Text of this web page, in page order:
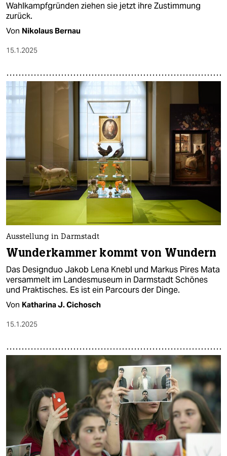
Wahlkampfgründen ziehen sie jetzt ihre Zustimmung
zurück.
Von Nikolaus Bernau
15.1.2025
Ausstellung in Darmstadt
Wunderkammer kommt von Wundern
Das Designduo Jakob Lena Knebl und Markus Pires Mata
versammelt im Landesmuseum in Darmstadt Schönes
und Praktisches. Es ist ein Parcours der Dinge.
Von Katharina J. Cichosch
15.1.2025